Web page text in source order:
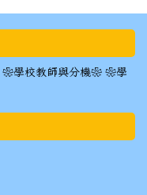
❀學校教師與分機❀ ❀學